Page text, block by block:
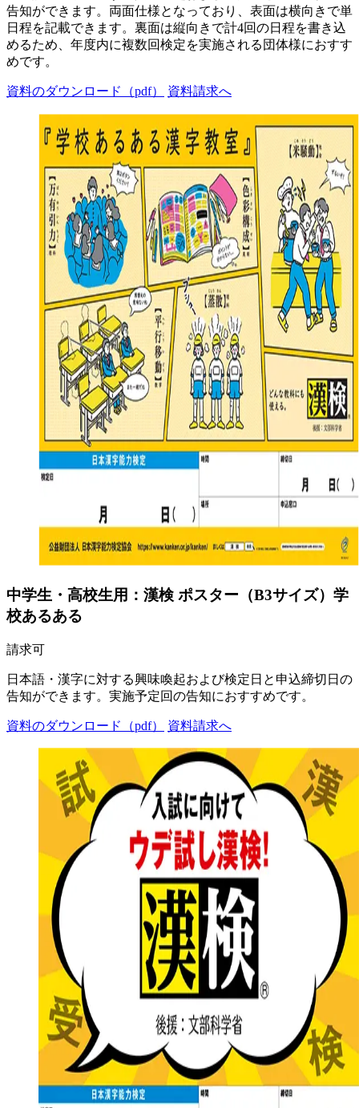
告知ができます。両面仕様となっており、表面は横向きで単
日程を記載できます。裏面は縦向きで計4回の日程を書き込
めるため、年度内に複数回検定を実施される団体様におすす
めです。
資料のダウンロード（pdf） 資料請求へ
中学生・高校生用：漢検 ポスター（B3サイズ）学
校あるある
請求可
日本語・漢字に対する興味喚起および検定日と申込締切日の
告知ができます。実施予定回の告知におすすめです。
資料のダウンロード（pdf） 資料請求へ